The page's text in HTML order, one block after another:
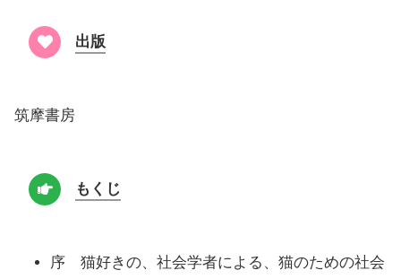
出版
筑摩書房
もくじ
序 猫好きの、社会学者による、猫のための社会